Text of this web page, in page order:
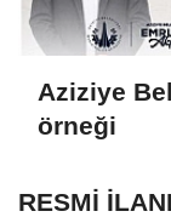
Aziziye
örneği
RESMİ